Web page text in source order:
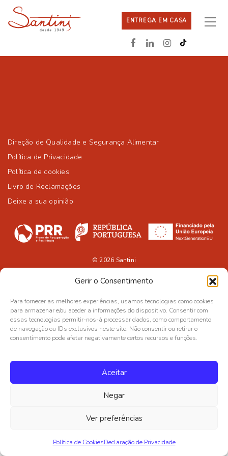
Gerir o Consentimento
Para fornecer as melhores experiências, usamos tecnologias como cookies
para armazenar e/ou aceder a informações do dispositivo. Consentir com
essas tecnologias permitir-nos-á processar dados, como comportamento
de navegação ou IDs exclusivos neste site. Não consentir ou retirar o
consentimento pode afetar negativamente certos recursos e funções.
Aceitar
Negar
Ver preferências
Política de CookiesDeclaração de Privacidade
ENTREGA EM CASA
Direção de Qualidade e Segurança Alimentar
Política de Privacidade
Política de cookies
Livro de Reclamações
Deixe a sua opinião
© 2026 Santini